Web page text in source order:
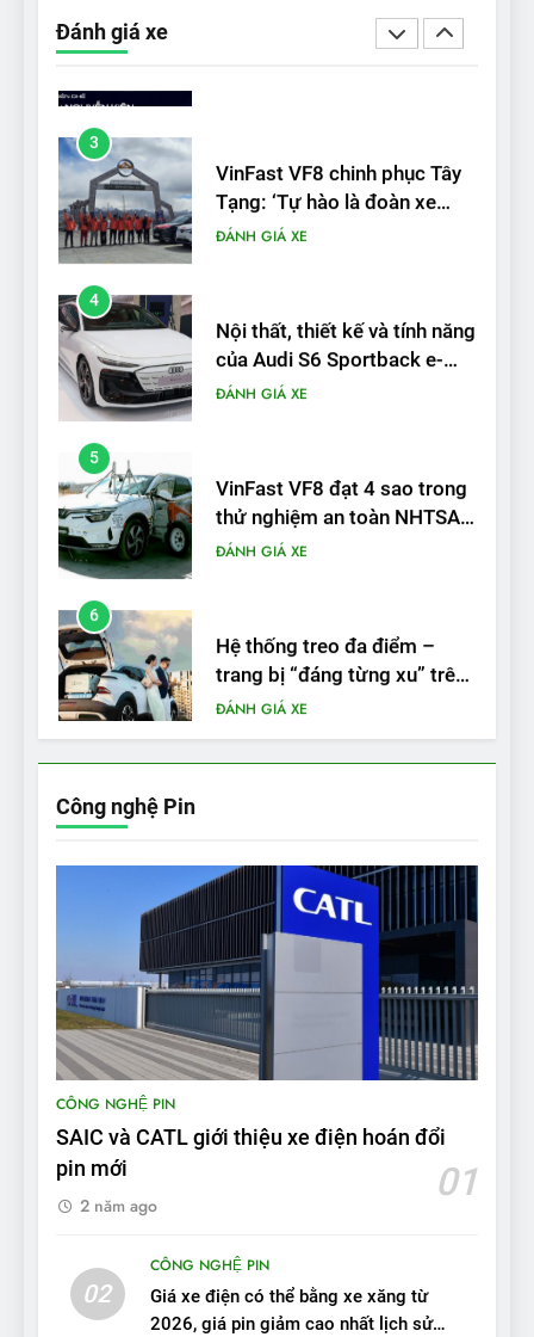
Đánh giá xe
trạm sạc, nhưng vẫn bán
được nếu biết cách’
3
Tạng: ‘Tự hào là đoàn xe
điện Việt Nam đầu tiên lăn
bánh tại Trung Quốc’
ĐÁNH GIÁ XE
4
của Audi S6 Sportback e-
tron
ĐÁNH GIÁ XE
5
thử nghiệm an toàn NHTSA
tại Mỹ
ĐÁNH GIÁ XE
6
trang bị “đáng từng xu” trên
VinFast VF 6
ĐÁNH GIÁ XE
7
Bài kiểm tra của Mỹ về đối
thủ Tesla Model 3 của BYD:
‘Nó sang trọng hơn nhiều’
ĐÁNH GIÁ XE
9
BYD Seal 06 DM-i PHEV có
chất lượng tương xứng
ĐÁNH GIÁ XE
10
VinFast VF 7 tấm tắc: “Hơn
hẳn xe xăng”
ĐÁNH GIÁ XE
Công nghệ Pin
CÔNG NGHỆ PIN
SAIC và CATL giới thiệu xe điện hoán đổi
pin mới
01
2 năm ago
02
CÔNG NGHỆ PIN
Giá xe điện có thể bằng xe xăng từ
2026, giá pin giảm cao nhất lịch sử